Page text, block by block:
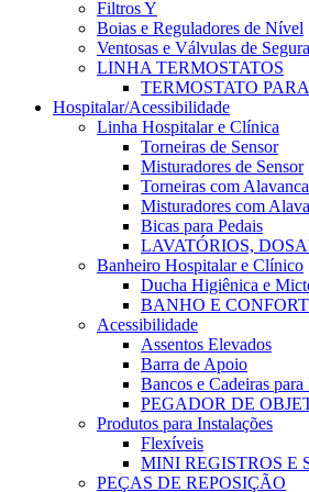
Filtros Y
Boias e Reguladores de Nível
Ventosas e Válvulas de
LINHA TERMOSTATOS
TERMOSTATO
Hospitalar/Acessibilidade
Linha Hospitalar e Clínica
Torneiras de Sensor
Misturadores de Sensor
Torneiras com Alavanca
Misturadores com
Bicas para Pedais
LAVATÓRIOS,
Banheiro Hospitalar e Clínico
Ducha Higiênica e
BANHO E
Acessibilidade
Assentos Elevados
Barra de Apoio
Bancos e Cadeiras
PEGADOR DE
Produtos para Instalações
Flexíveis
MINI REGISTROS E
PEÇAS DE REPOSIÇÃO